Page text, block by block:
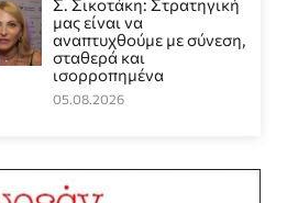
Σ. Σικοτάκη: Στρατηγική
μας είναι να
αναπτυχθούμε με σύνεση,
σταθερά και
ισορροπημένα
05.08.2026